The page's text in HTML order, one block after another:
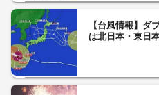
【台風情報】
は北日本・東日